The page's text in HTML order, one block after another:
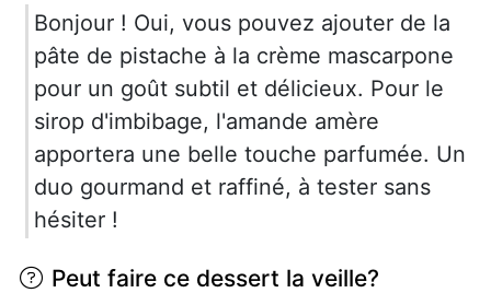
Bonjour ! Oui, vous pouvez ajouter de la
pâte de pistache à la crème mascarpone
pour un goût subtil et délicieux. Pour le
sirop d'imbibage, l'amande amère
apportera une belle touche parfumée. Un
duo gourmand et raffiné, à tester sans
hésiter !
Peut faire ce dessert la veille?